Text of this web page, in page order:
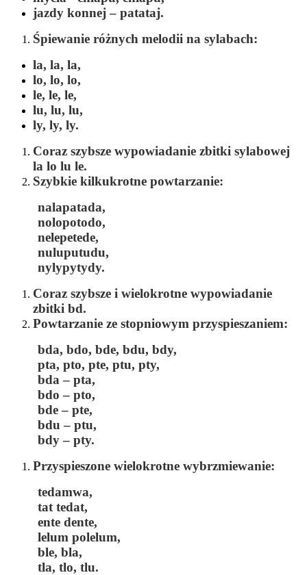
jazdy konnej – patataj.
Śpiewanie różnych melodii na sylabach:
la, la, la,
lo, lo, lo,
le, le, le,
lu, lu, lu,
ly, ly, ly.
Coraz szybsze wypowiadanie zbitki sylabowej
la lo lu le.
Szybkie kilkukrotne powtarzanie:
nalapatada,
nolopotodo,
nelepetede,
nuluputudu,
nylypytydy.
Coraz szybsze i wielokrotne wypowiadanie
zbitki bd.
Powtarzanie ze stopniowym przyspieszaniem:
bda, bdo, bde, bdu, bdy,
pta, pto, pte, ptu, pty,
bda – pta,
bdo – pto,
bde – pte,
bdu – ptu,
bdy – pty.
Przyspieszone wielokrotne wybrzmiewanie:
tedamwa,
tat tedat,
ente dente,
lelum polelum,
ble, bla,
tla, tlo, tlu.